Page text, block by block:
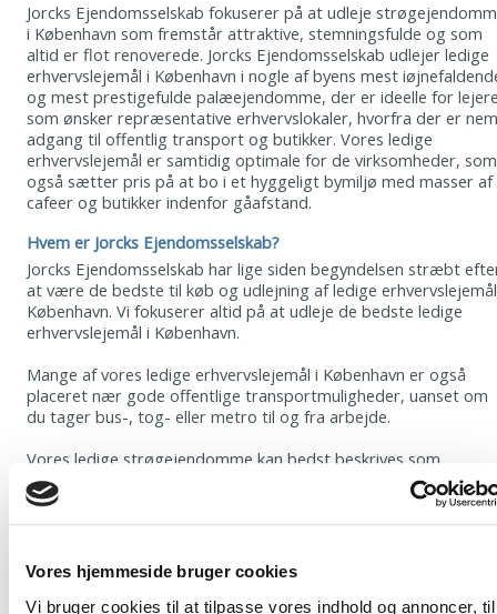
Vores hjemmeside bruger cookies
Vi bruger cookies til at tilpasse vores indhold og annoncer, til
Jorcks Ejendomsselskab fokuserer på at udleje
i København som fremstår attraktive, stemningsfulde og som
altid er flot renoverede. Jorcks Ejendomsselskab udlejer ledige
erhvervslejemål i København i nogle af byens mest
og mest prestigefulde palæejendomme, der er ideelle for
som ønsker repræsentative erhvervslokaler, hvorfra der er nem
adgang til offentlig transport og butikker. Vores ledige
erhvervslejemål er samtidig optimale for de virksomheder, som
også sætter pris på at bo i et hyggeligt bymiljø med masser af
cafeer og butikker indenfor gåafstand.
Hvem er Jorcks Ejendomsselskab?
Jorcks Ejendomsselskab har lige siden begyndelsen stræbt
at være de bedste til køb og udlejning af ledige
København. Vi fokuserer altid på at udleje de bedste ledige
erhvervslejemål i København.
Mange af vores ledige erhvervslejemål i København er også
placeret nær gode offentlige transportmuligheder, uanset om
du tager bus-, tog- eller metro til og fra arbejde.
Vores ledige strøgejendomme kan bedst beskrives som
charmerende ejendomme med en ofte unik historie, som går
mange år tilbage. Vores ledige erhvervslejemål i København
passer perfekt til den kræsne og kvalitetsbevidste lejer, som
have en høj grad af fleksibilitet med hensyn til indretning og
løbende tilpasning af sit erhvervslejemål i takt med at
virksomhedens lokalebehov ændrer sig.